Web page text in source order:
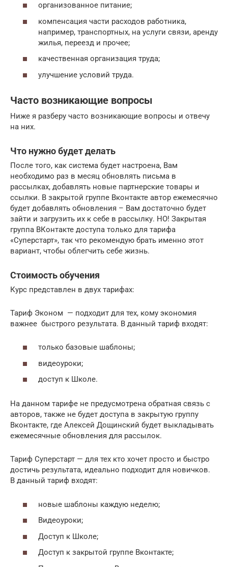
организованное питание;
компенсация части расходов работника,
например, транспортных, на услуги связи, аренду
жилья, переезд и прочее;
качественная организация труда;
улучшение условий труда.
Часто возникающие вопросы
Ниже я разберу часто возникающие вопросы и отвечу
на них.
Что нужно будет делать
После того, как система будет настроена, Вам
необходимо раз в месяц обновлять письма в
рассылках, добавлять новые партнерские товары и
ссылки. В закрытой группе Вконтакте автор ежемесячно
будет добавлять обновления – Вам достаточно будет
зайти и загрузить их к себе в рассылку. НО! Закрытая
группа ВКонтакте доступа только для тарифа
«Суперстарт», так что рекомендую брать именно этот
вариант, чтобы облегчить себе жизнь.
Стоимость обучения
Курс представлен в двух тарифах:
Тариф Эконом — подходит для тех, кому экономия
важнее быстрого результата. В данный тариф входят:
только базовые шаблоны;
видеоуроки;
доступ к Школе.
На данном тарифе не предусмотрена обратная связь с
авторов, также не будет доступа в закрытую группу
Вконтакте, где Алексей Дощинский будет выкладывать
ежемесячные обновления для рассылок.
Тариф Суперстарт — для тех кто хочет просто и быстро
достичь результата, идеально подходит для новичков.
В данный тариф входят:
новые шаблоны каждую неделю;
Видеоуроки;
Доступ к Школе;
Доступ к закрытой группе Вконтакте;